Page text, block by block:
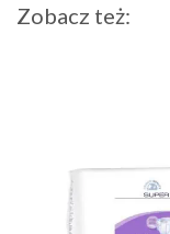
Zobacz też: